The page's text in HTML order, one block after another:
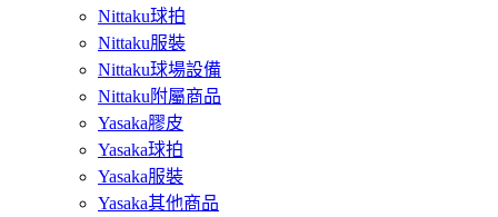
Nittaku球拍
Nittaku服裝
Nittaku球場設備
Nittaku附屬商品
Yasaka膠皮
Yasaka球拍
Yasaka服裝
Yasaka其他商品